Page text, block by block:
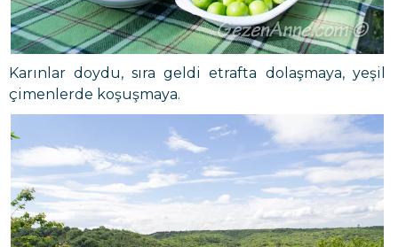
Karınlar doydu, sıra geldi etrafta dolaşmaya, yeşil
çimenlerde koşuşmaya.